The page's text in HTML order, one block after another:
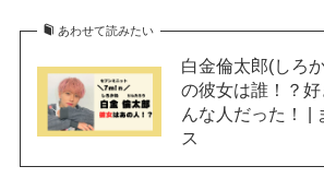
あわせて読みたい
白金倫太郎(しろ
の彼女は誰！？
んな人だった！ |
ス